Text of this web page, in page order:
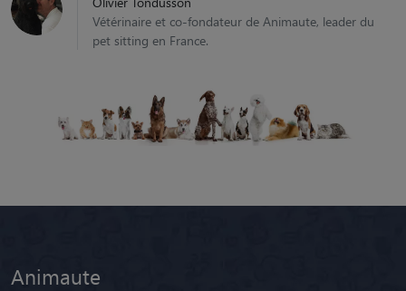
Vétérinaire et co-fondateur de Animaute, leader du
pet sitting en France.
Animaute